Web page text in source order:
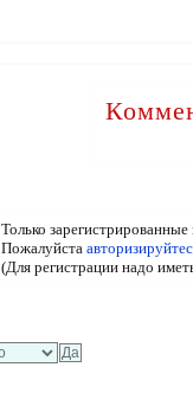
Только
Пожалуйста
(Для регистрации надо